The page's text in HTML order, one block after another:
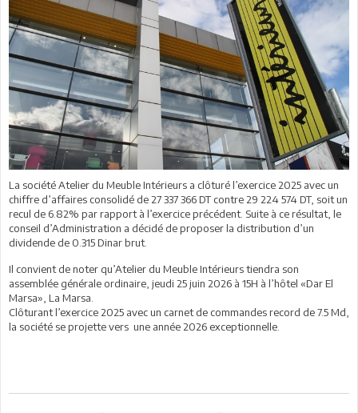
La société Atelier du Meuble Intérieurs a clôturé l’exercice 2025 avec un
chiffre d’affaires consolidé de 27 337 366 DT contre 29 224 574 DT, soit un
recul de 6.82% par rapport à l’exercice précédent. Suite à ce résultat, le
conseil d’Administration a décidé de proposer la distribution d’un
dividende de 0.315 Dinar brut.
Il convient de noter qu’Atelier du Meuble Intérieurs tiendra son
assemblée générale ordinaire, jeudi 25 juin 2026 à 15H à l’hôtel «Dar El
Marsa», La Marsa.
Clôturant l’exercice 2025 avec un carnet de commandes record de 7.5 Md,
la société se projette vers une année 2026 exceptionnelle.